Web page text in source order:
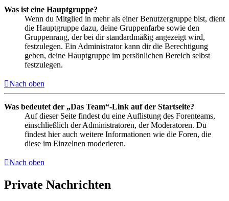
Was ist eine Hauptgruppe?
Wenn du Mitglied in mehr als einer Benutzergruppe bist, dient
die Hauptgruppe dazu, deine Gruppenfarbe sowie den
Gruppenrang, der bei dir standardmäßig angezeigt wird,
festzulegen. Ein Administrator kann dir die Berechtigung
geben, deine Hauptgruppe im persönlichen Bereich selbst
festzulegen.
Nach oben
Was bedeutet der „Das Team“-Link auf der Startseite?
Auf dieser Seite findest du eine Auflistung des Forenteams,
einschließlich der Administratoren, der Moderatoren. Du
findest hier auch weitere Informationen wie die Foren, die
diese im Einzelnen moderieren.
Nach oben
Private Nachrichten